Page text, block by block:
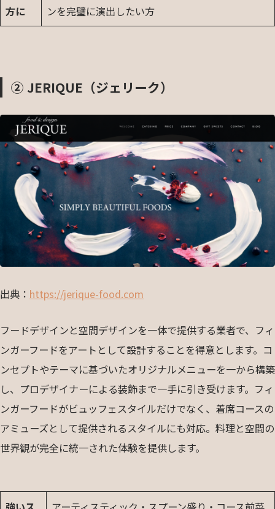
方に
ンを完璧に演出したい方
② JERIQUE（ジェリーク）
出典： https://jerique-food.com
フードデザインと空間デザインを一体で提供する業者で、フィ
ンガーフードをアートとして設計することを得意とします。コ
ンセプトやテーマに基づいたオリジナルメニューを一から構築
し、プロデザイナーによる装飾まで一手に引き受けます。フィ
ンガーフードがビュッフェスタイルだけでなく、着席コースの
アミューズとして提供されるスタイルにも対応。料理と空間の
世界観が完全に統一された体験を提供します。